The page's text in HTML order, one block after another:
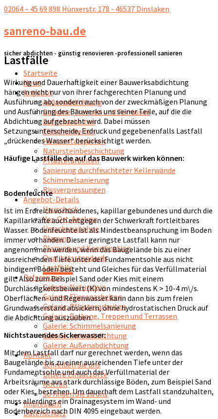
02064 – 45 69 898 Hünxerstr. 178 - 46537 Dinslaken
sanreno-bau.de
sicher abdichten - günstig renovieren -professionell sanieren
Startseite
News
Angebot
Außenabdichtung
Balkone, Treppen und Terrassen
Estricharbeiten
Fliesenarbeiten
Horizontalsperren
Natursteinbeschichtung
Pflasterarbeiten
Sanierung durchfeuchteter Kellerwände
Schimmelsanierung
Rissverpressungen
Angebot-Details
Hauscheck
Vor-Ort-Analyse
Ursachenanalyse
Planung
Planung und Koordination
Qualitätsstandards
Lastfälle
Referenzen
Galerie: Naturstein
Galerie: Fliesenarbeiten
Galerie: Pflasterarbeiten
Galerie: Balkone, Treppen und Terrassen
Galerie: Schimmelsanierung
Galerie: Innenabdichtung
Galerie: Außenabdichtung
Kontakt
Schreiben Sie uns
Unsere Einsatzorte
Notfall
So finden Sie zu uns
Impressum
Datenschutz
Lastfälle
Wirkung und Dauerhaftigkeit einer Bauwerksabdichtung
hängen nicht nur von ihrer fachgerechten Planung und
Ausführung ab, sondern auch von der zweckmäßigen Planung
und Ausführung des Bauwerks uns seiner Teile, auf die die
Abdichtung aufgebracht wird. Dabei müssen
Setzungsunterscheide, Erdruck und gegebenenfalls Lastfall
„drückendes Wasser“ berücksichtigt werden.
Häufige Lastfälle die auf das Bauwerk wirken können:
Bodenfeuchte
Ist im Erdreich vorhandenes, kapillar gebundenes und durch die
Kapillarkräfte auch entgegen der Schwerkraft fortleitbares
Wasser. Bodenfeuchte ist als Mindestbeanspruchung im Boden
immer vorhanden. Dieser geringste Lastfall kann nur
angenommen werden, wenn das Baugelände bis zu einer
ausreichenden Tiefe unter der Fundamentsohle aus nicht
bindigem Boden besteht und Gleiches für das Verfüllmaterial
gilt: Also zum Beispiel Sand oder Kies mit einem
Durchlässigkeitsbeiwert (K) von mindestens K > 10-4 m\/s.
Oberflächen- und Regenwasser kann dann bis zum freien
Grundwasserstand absickern, ohne hydrostatischen Druck auf
die Abdichtung auszuüben.
Nichtstauendes Sickerwasser:
Mit dem Lastfall darf nur gerechnet werden, wenn das
Baugelände bis zu einer ausreichenden Tiefe unter der
Fundamentsohle und auch das Verfüllmaterial der
Arbeitsräume aus stark durchlässige Böden, zum Beispiel Sand
oder Kies, bestehen. Um dauerhaft dem Lastfall standzuhalten,
muss allerdings ein Drainagesystem im Wand- und
Bodenbereich nach DIN 4095 eingebaut werden.